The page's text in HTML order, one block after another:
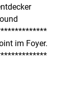
im Foyer.